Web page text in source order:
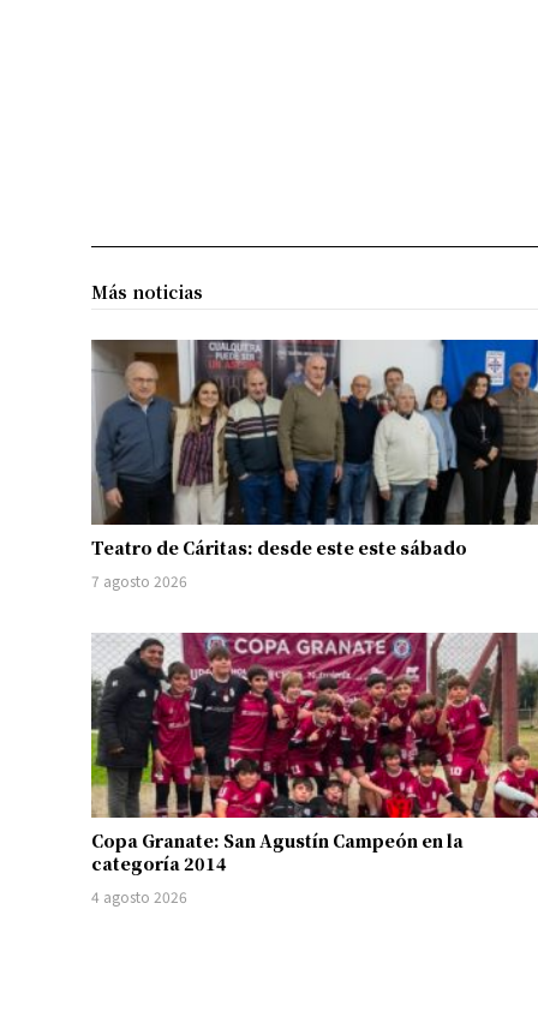
Más noticias
Teatro de Cáritas: desde este este sábado
7 agosto 2026
Copa Granate: San Agustín Campeón en la
categoría 2014
4 agosto 2026